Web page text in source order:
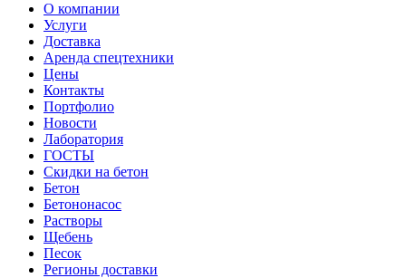
О компании
Услуги
Доставка
Аренда спецтехники
Цены
Контакты
Портфолио
Новости
Лаборатория
ГОСТЫ
Скидки на бетон
Бетон
Бетононасос
Растворы
Щебень
Песок
Регионы доставки